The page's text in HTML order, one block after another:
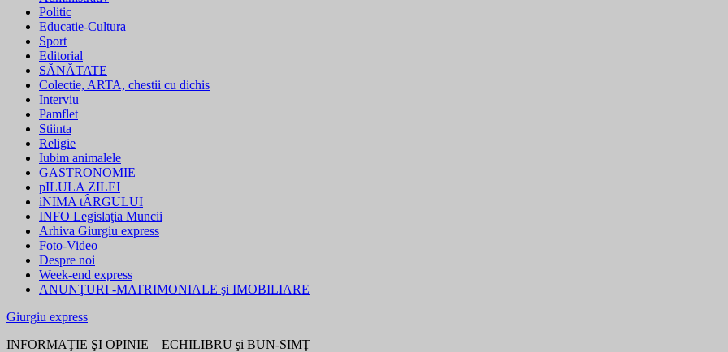
Politic
Educatie-Cultura
Sport
Editorial
SĂNĂTATE
Colectie, ARTA, chestii cu dichis
Interviu
Pamflet
Stiinta
Religie
Iubim animalele
GASTRONOMIE
pILULA ZILEI
iNIMA tÂRGULUI
INFO Legislaţia Muncii
Arhiva Giurgiu express
Foto-Video
Despre noi
Week-end express
ANUNŢURI -MATRIMONIALE şi IMOBILIARE
Giurgiu express
INFORMAŢIE ŞI OPINIE – ECHILIBRU şi BUN-SIMŢ